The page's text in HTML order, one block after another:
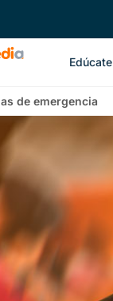
Edúcate
de emergencia